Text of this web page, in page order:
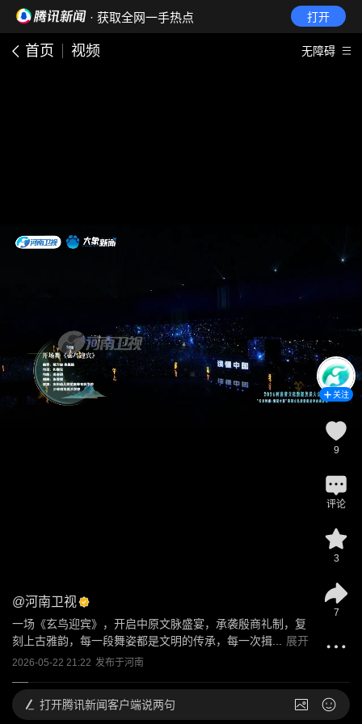
· 获取全网一手热点 打开
首页 视频 无障碍
@河南卫视
一场《玄鸟迎宾》，开启中原文脉盛宴，承袭殷商礼制，复
刻上古雅韵，每一段舞姿都是文明的传承，每一次揖...
展开
2026-05-22 21:22 发布于河南
关注
9
评论
3
7
打开腾讯新闻客户端说两句